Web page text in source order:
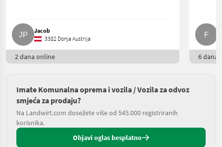
Jacob
3382 Donja Austrija
2 dana online 6 dana
Imate Komunalna oprema i vozila / Vozila za odvoz
smjeća za prodaju?
Na Landwirt.com dosežete više od 545.000 registriranih
korisnika.
Objavi oglas besplatno